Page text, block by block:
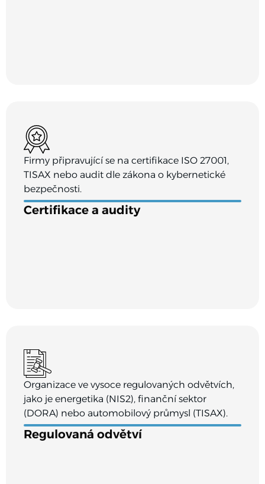
Firmy připravující se na certifikace ISO 27001,
TISAX nebo audit dle zákona o kybernetické
bezpečnosti.
Certifikace a audity
Organizace ve vysoce regulovaných odvětvích,
jako je energetika (NIS2), finanční sektor
(DORA) nebo automobilový průmysl (TISAX).
Regulovaná odvětví